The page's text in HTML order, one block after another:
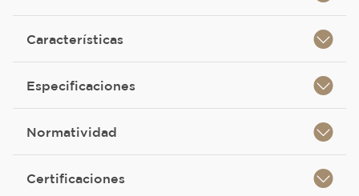
Características
Especificaciones
Normatividad
Certificaciones